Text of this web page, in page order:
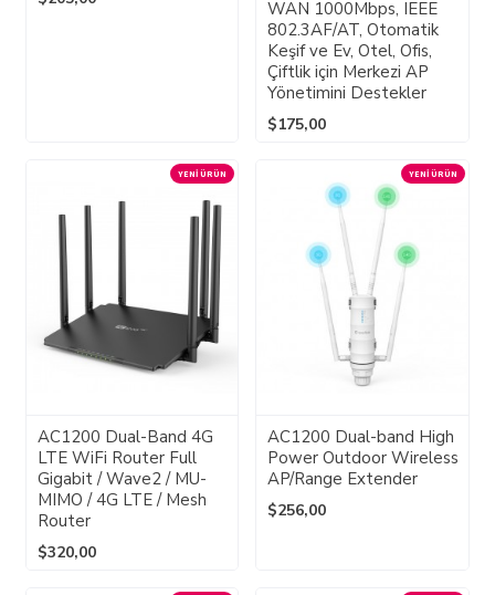
WAN 1000Mbps, IEEE
802.3AF/AT, Otomatik
Keşif ve Ev, Otel, Ofis,
Çiftlik için Merkezi AP
Yönetimini Destekler
$175,00
YENI ÜRÜN
AC1200 Dual-Band 4G
LTE WiFi Router Full
Gigabit / Wave2 / MU-
MIMO / 4G LTE / Mesh
Router
$320,00
YENI ÜRÜN
AC1200 Dual-band High
Power Outdoor Wireless
AP/Range Extender
$256,00